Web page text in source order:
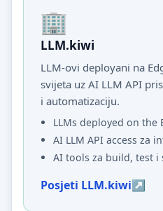
LLM.kiwi
LLM-ovi deployani na
svijeta uz AI LLM API
i automatizaciju.
LLMs deployed on the
AI LLM API access za
AI tools za build, test i
Posjeti LLM.kiwi